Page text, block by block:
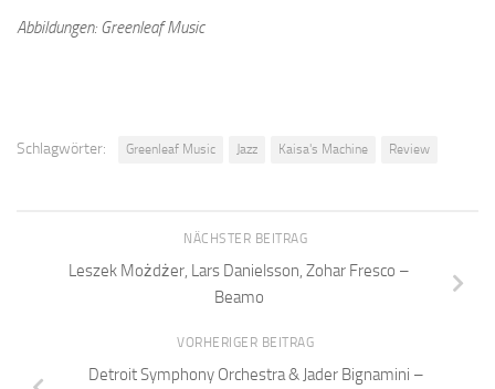
Abbildungen: Greenleaf Music
Schlagwörter: Greenleaf Music Jazz Kaisa's Machine Review
NÄCHSTER BEITRAG
Leszek Możdżer, Lars Danielsson, Zohar Fresco –
Beamo
VORHERIGER BEITRAG
Detroit Symphony Orchestra & Jader Bignamini –